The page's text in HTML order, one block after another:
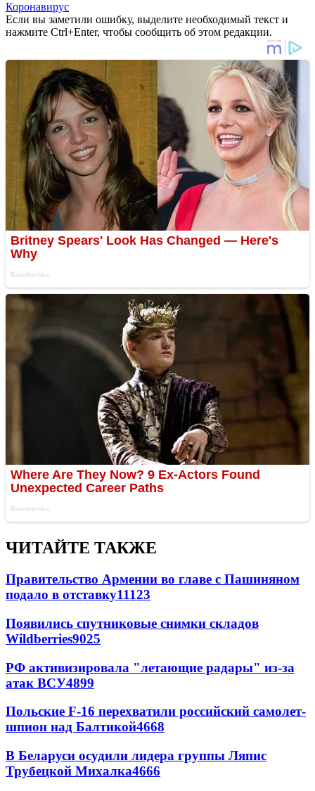
Коронавирус
Если вы заметили ошибку, выделите необходимый текст и
нажмите Ctrl+Enter, чтобы сообщить об этом редакции.
ЧИТАЙТЕ ТАКЖЕ
Правительство Армении во главе с Пашиняном
подало в отставку11123
Появились спутниковые снимки складов
Wildberries9025
РФ активизировала "летающие радары" из-за
атак ВСУ4899
Польские F-16 перехватили российский самолет-
шпион над Балтикой4668
В Беларуси осудили лидера группы Ляпис
Трубецкой Михалка4666